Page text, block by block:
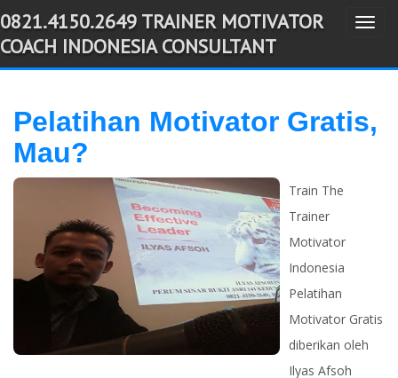
-->
T
g
l
t
i
0821.4150.2649 TRAINER MOTIVATOR
COACH INDONESIA CONSULTANT
Pelatihan Motivator Gratis,
Mau?
Train The
Trainer
Motivator
Indonesia
Pelatihan
Motivator Gratis
diberikan oleh
Ilyas Afsoh